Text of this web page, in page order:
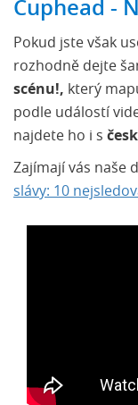
Cuphead -
Pokud jste však
rozhodně dejte
scénu!, který
podle událostí
najdete ho i s
Zajímají vás naše
slávy: 10